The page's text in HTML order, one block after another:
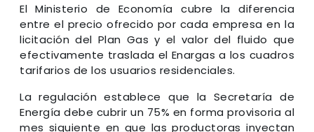
El Ministerio de Economía cubre la diferencia
entre el precio ofrecido por cada empresa en la
licitación del Plan Gas y el valor del fluido que
efectivamente traslada el Enargas a los cuadros
tarifarios de los usuarios residenciales.
La regulación establece que la Secretaría de
Energía debe cubrir un 75% en forma provisoria al
mes siguiente en que las productoras inyectan